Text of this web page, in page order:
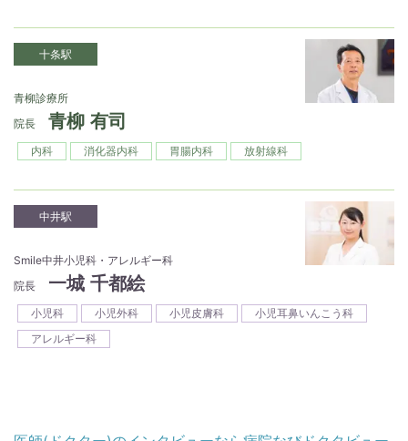
十条駅
青柳診療所
院長
青柳 有司
内科 消化器内科 胃腸内科 放射線科
中井駅
Smile中井小児科・アレルギー科
院長
一城 千都絵
小児科 小児外科 小児皮膚科
小児耳鼻いんこう科
アレルギー科